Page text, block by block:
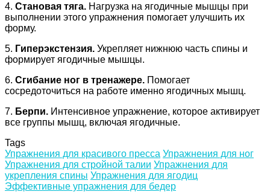
4. Становая тяга. Нагрузка на ягодичные мышцы при
выполнении этого упражнения помогает улучшить их
форму.
5. Гиперэкстензия. Укрепляет нижнюю часть спины и
формирует ягодичные мышцы.
6. Сгибание ног в тренажере. Помогает
сосредоточиться на работе именно ягодичных мышц.
7. Берпи. Интенсивное упражнение, которое активирует
все группы мышц, включая ягодичные.
Tags
Упражнения для красивого пресса Упражнения для ног
Упражнения для стройной талии Упражнения для
укрепления спины Упражнения для ягодиц
Эффективные упражнения для бедер